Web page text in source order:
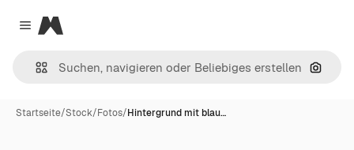
Close menu
Magnific
Nach
Startseite/Stock/Fotos/Hintergrund mit blau…